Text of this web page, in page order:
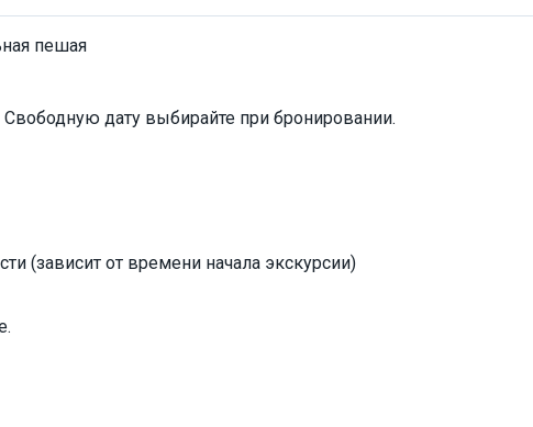
пешая
дату выбирайте при бронировании.
(зависит от времени начала экскурсии)